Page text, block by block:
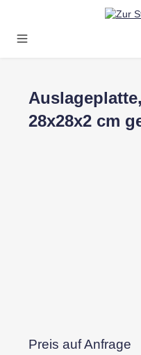
Zum Hauptinhalt springen
28x28x2 cm
Preis auf Anfrage